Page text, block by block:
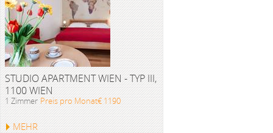
STUDIO APARTMENT WIEN - TYP III,
1100 WIEN
1 Zimmer Preis pro Monat€ 1190
MEHR